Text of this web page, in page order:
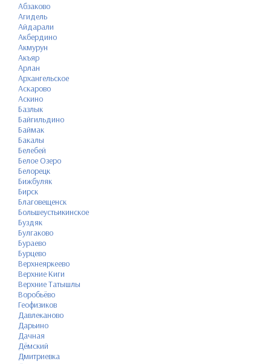
Абзаково
Агидель
Айдарали
Акбердино
Акмурун
Акъяр
Арлан
Архангельское
Аскарово
Аскино
Базлык
Байгильдино
Баймак
Бакалы
Белебей
Белое Озеро
Белорецк
Бижбуляк
Бирск
Благовещенск
Большеустьикинское
Буздяк
Булгаково
Бураево
Бурцево
Верхнеяркеево
Верхние Киги
Верхние Татышлы
Воробьёво
Геофизиков
Давлеканово
Дарьино
Дачная
Дёмский
Дмитриевка